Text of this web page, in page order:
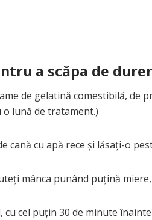
a scăpa de
de gelatină comestibilă, de
lună de tratament.)
cu apă rece și lăsați-o
mânca punând puțină
cel puțin 30 de minute